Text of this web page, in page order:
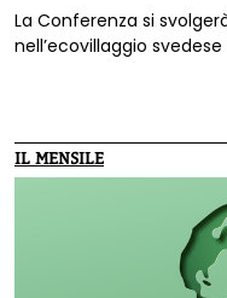
La Conferenza si
nell’ecovillaggio
IL MENSILE